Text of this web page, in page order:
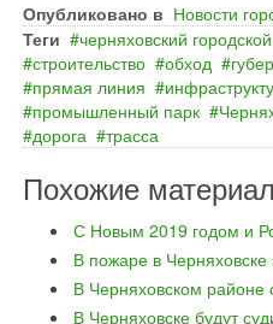
Опубликовано в Новости
Теги
черняховский
строительство
обход
прямая линия
промышленный парк
дорога
трасса
Похожие
С Новым 2019 годом и
В пожаре в Черняховске
В Черняховском
В Черняховске будут